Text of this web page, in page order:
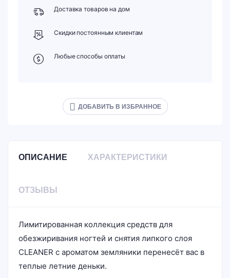
Доставка товаров на дом
Скидки постоянным клиентам
Любые способы оплаты
ДОБАВИТЬ В ИЗБРАННОЕ
ОПИСАНИЕ ХАРАКТЕРИСТИКИ
ОТЗЫВЫ
Лимитированная коллекция средств для
обезжиривания ногтей и снятия липкого слоя
CLEANER с ароматом земляники перенесёт вас в
теплые летние деньки.